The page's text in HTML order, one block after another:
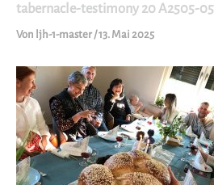
Zum
Inhalt
tabernacle-testimony 20 A2505-05
Von ljh-1-master /13. Mai 2025